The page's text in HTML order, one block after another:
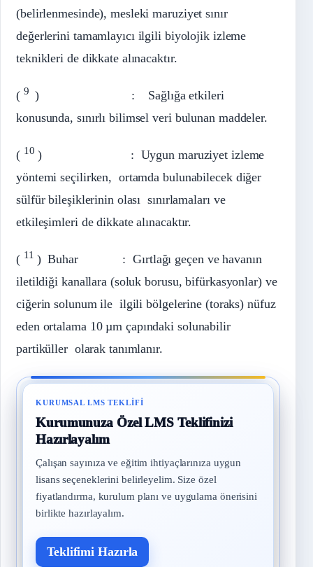
(belirlenmesinde), mesleki maruziyet sınır
değerlerini tamamlayıcı ilgili biyolojik izleme
teknikleri de dikkate alınacaktır.
( 9 ) : Sağlığa etkileri
konusunda, sınırlı bilimsel veri bulunan maddeler.
( 10 ) : Uygun maruziyet izleme
yöntemi seçilirken, ortamda bulunabilecek diğer
sülfür bileşiklerinin olası sınırlamaları ve
etkileşimleri de dikkate alınacaktır.
( 11 ) Buhar : Gırtlağı geçen ve havanın
iletildiği kanallara (soluk borusu, bifürkasyonlar) ve
ciğerin solunum ile ilgili bölgelerine (toraks) nüfuz
eden ortalama 10 µm çapındaki solunabilir
partiküller olarak tanımlanır.
KURUMSAL LMS TEKLIFI
Kurumunuza Özel LMS Teklifinizi
Hazırlayalım
Çalışan sayınıza ve eğitim ihtiyaçlarınıza uygun
lisans seçeneklerini belirleyelim. Size özel
fiyatlandırma, kurulum planı ve uygulama önerisini
birlikte hazırlayalım.
Teklifimi Hazırla